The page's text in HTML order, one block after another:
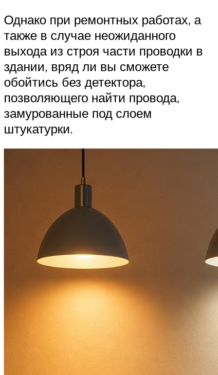
Однако при ремонтных работах, а
также в случае неожиданного
выхода из строя части проводки в
здании, вряд ли вы сможете
обойтись без детектора,
позволяющего найти провода,
замурованные под слоем
штукатурки.